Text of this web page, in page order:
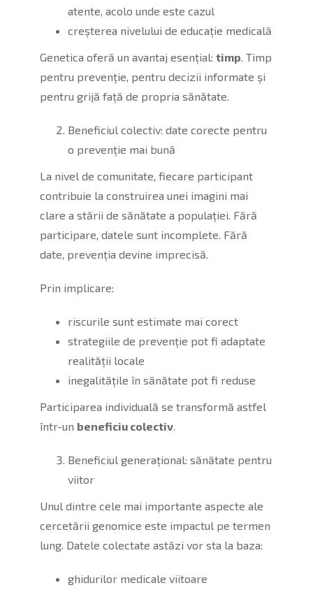
atente, acolo unde este cazul
creșterea nivelului de educație medicală
Genetica oferă un avantaj esențial:timp. Timp
pentru prevenție, pentru decizii informate și
pentru grijă față de propria sănătate.
Beneficiul colectiv: date corecte pentru
o prevenție mai bună
La nivel de comunitate, fiecare participant
contribuie la construirea unei imagini mai
clare a stării de sănătate a populației. Fără
participare, datele sunt incomplete. Fără
date, prevenția devine imprecisă.
Prin implicare:
riscurile sunt estimate mai corect
strategiile de prevenție pot fi adaptate
realității locale
inegalitățile în sănătate pot fi reduse
Participarea individuală se transformă astfel
într-un beneficiu colectiv.
Beneficiul generațional: sănătate pentru
viitor
Unul dintre cele mai importante aspecte ale
cercetării genomice este impactul pe termen
lung. Datele colectate astăzi vor sta la baza:
ghidurilor medicale viitoare